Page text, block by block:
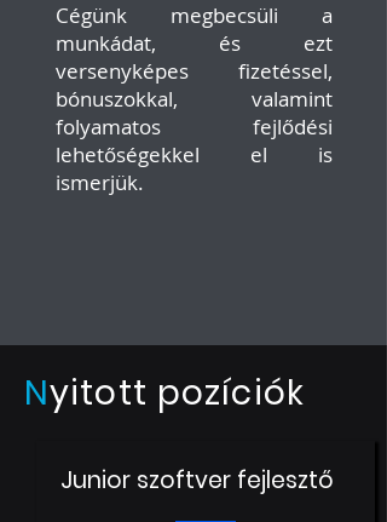
Cégünk megbecsüli a
munkádat, és ezt
versenyképes fizetéssel,
bónuszokkal, valamint
folyamatos fejlődési
lehetőségekkel el is
ismerjük.
Nyitott pozíciók
Junior szoftver fejlesztő